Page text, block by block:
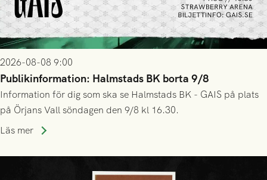
2026-08-08 9:00
Publikinformation: Halmstads BK borta 9/8
Information för dig som ska se Halmstads BK - GAIS på plats
på Örjans Vall söndagen den 9/8 kl 16.30.
Läs mer